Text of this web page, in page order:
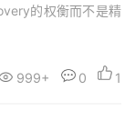
的权衡而不是精
999+ 0 1